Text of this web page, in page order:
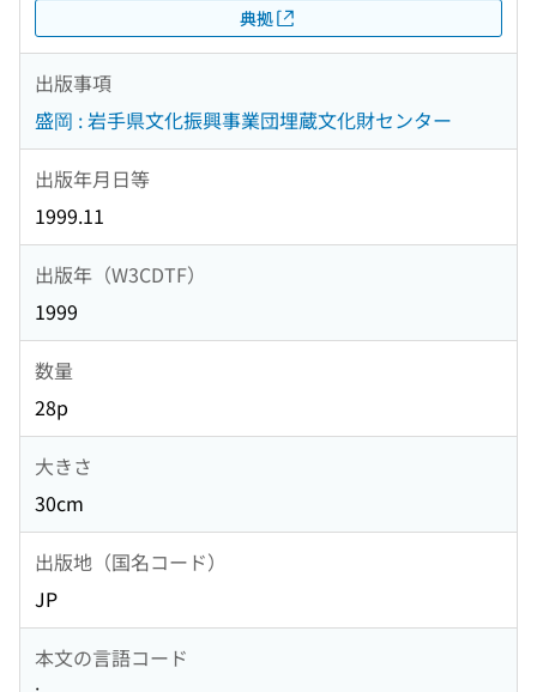
典拠
出版事項
盛岡 : 岩手県文化振興事業団埋蔵文化財センター
出版年月日等
1999.11
出版年（W3CDTF）
1999
数量
28p
大きさ
30cm
出版地（国名コード）
JP
本文の言語コード